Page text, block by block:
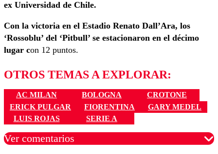
ex Universidad de Chile.
Con la victoria en el Estadio Renato Dall’Ara, los
‘Rossoblu’ del ‘Pitbull’ se estacionaron en el décimo
lugar con 12 puntos.
OTROS TEMAS A EXPLORAR:
AC MILAN BOLOGNA
CROTONE
ERICK PULGAR
FIORENTINA
GARY MEDEL
LUIS ROJAS
SERIE A
Ver comentarios